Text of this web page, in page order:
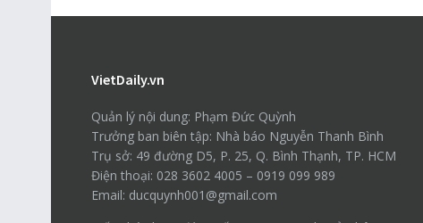
VietDaily.vn
Quản lý nội dung: Phạm Đức Quỳnh
Trưởng ban biên tập: Nhà báo Nguyễn Thanh Bình
Trụ sở: 49 đường D5, P. 25, Q. Bình Thạnh, TP. HCM
Điện thoại: 028 3602 4005 – 0919 099 989
Email: ducquynh001@gmail.com